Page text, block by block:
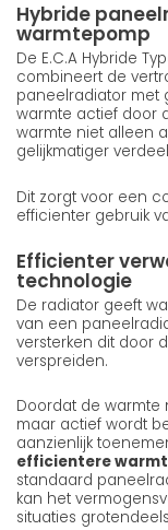
Hybride
warmtepomp
De E.C.A Hybride
combineert de
paneelradiator met
warmte actief door
warmte niet alleen
gelijkmatiger
Dit zorgt voor een
efficienter gebruik
Efficienter
technologie
De radiator geeft
van een
versterken dit door
verspreiden.
Doordat de warmte
maar actief wordt
aanzienlijk
efficientere
standaard
kan het
situaties